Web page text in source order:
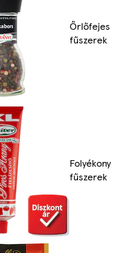
Őrlőfejes
fűszerek
Folyékony
fűszerek